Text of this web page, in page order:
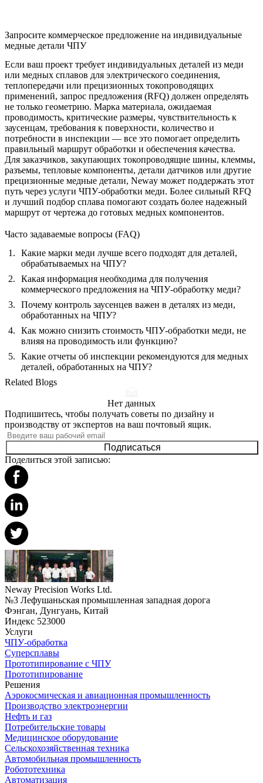
Запросите коммерческое предложение на индивидуальные
медные детали ЧПУ
Если ваш проект требует индивидуальных деталей из меди
или медных сплавов для электрического соединения,
теплопередачи или прецизионных токопроводящих
применений, запрос предложения (RFQ) должен определять
не только геометрию. Марка материала, ожидаемая
проводимость, критические размеры, чувствительность к
заусенцам, требования к поверхности, количество и
потребности в инспекции — все это помогает определить
правильный маршрут обработки и обеспечения качества.
Для заказчиков, закупающих токопроводящие шины, клеммы,
разъемы, тепловые компоненты, детали датчиков или другие
прецизионные медные детали, Neway может поддержать этот
путь через услуги ЧПУ-обработки меди. Более сильный RFQ
и лучший подбор сплава помогают создать более надежный
маршрут от чертежа до готовых медных компонентов.
Часто задаваемые вопросы (FAQ)
Какие марки меди лучше всего подходят для деталей,
обрабатываемых на ЧПУ?
Какая информация необходима для получения
коммерческого предложения на ЧПУ-обработку меди?
Почему контроль заусенцев важен в деталях из меди,
обработанных на ЧПУ?
Как можно снизить стоимость ЧПУ-обработки меди, не
влияя на проводимость или функцию?
Какие отчеты об инспекции рекомендуются для медных
деталей, обработанных на ЧПУ?
Related Blogs
Нет данных
Подпишитесь, чтобы получать советы по дизайну и
производству от экспертов на ваш почтовый ящик.
Подписаться
Поделиться этой записью:
Neway Precision Works Ltd.
№3 Лефушаньская промышленная западная дорога
Фэнган, Дунгуань, Китай
Индекс 523000
Услуги
ЧПУ-обработка
Суперсплавы
Прототипирование с ЧПУ
Прототипирование
Решения
Аэрокосмическая и авиационная промышленность
Производство электроэнергии
Нефть и газ
Потребительские товары
Медицинское оборудование
Сельскохозяйственная техника
Автомобильная промышленность
Робототехника
Автоматизация